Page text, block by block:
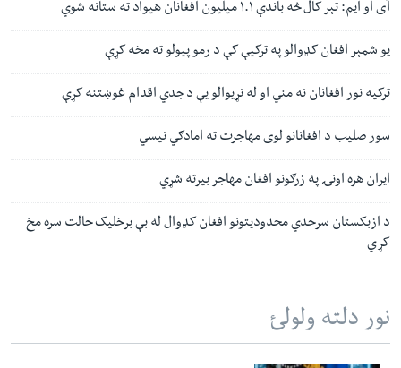
آی او ایم: تېر کال څه باندې ۱.۱ میلیون افغانان هیواد ته ستانه شوي
یو شمېر افغان کډوالو په ترکیې کې د رمو پیولو ته مخه کړې
ترکیه نور افغانان نه مني او له نړیوالو یې د جدي اقدام غوښتنه کړې
سور صلیب د افغانانو لوی مهاجرت ته امادګي نیسي
ایران هره اونۍ په زرګونو افغان مهاجر بیرته شړي
د ازبکستان سرحدي محدودیتونو افغان کډوال له بې برخلیک حالت سره مخ
کړي
نور دلته ولولئ